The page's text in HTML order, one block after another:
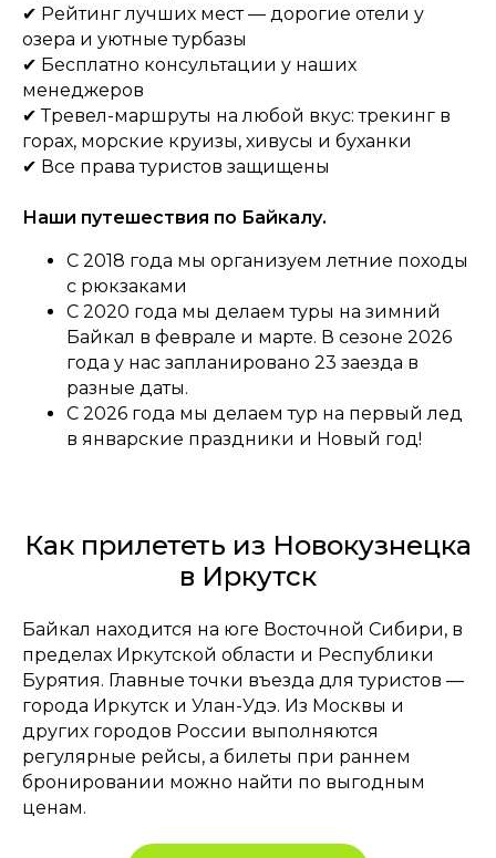
✔ Рейтинг лучших мест — дорогие отели у
озера и уютные турбазы
✔ Бесплатно консультации у наших
менеджеров
✔ Тревел-маршруты на любой вкус: трекинг в
горах, морские круизы, хивусы и буханки
✔ Все права туристов защищены
Наши путешествия по Байкалу.
С 2018 года мы организуем летние походы
с рюкзаками
С 2020 года мы делаем туры на зимний
Байкал в феврале и марте. В сезоне 2026
года у нас запланировано 23 заезда в
разные даты.
С 2026 года мы делаем тур на первый лед
в январские праздники и Новый год!
Как прилететь из Новокузнецка
в Иркутск
Байкал находится на юге Восточной Сибири, в
пределах Иркутской области и Республики
Бурятия. Главные точки въезда для туристов —
города Иркутск и Улан-Удэ. Из Москвы и
других городов России выполняются
регулярные рейсы, а билеты при раннем
бронировании можно найти по выгодным
ценам.